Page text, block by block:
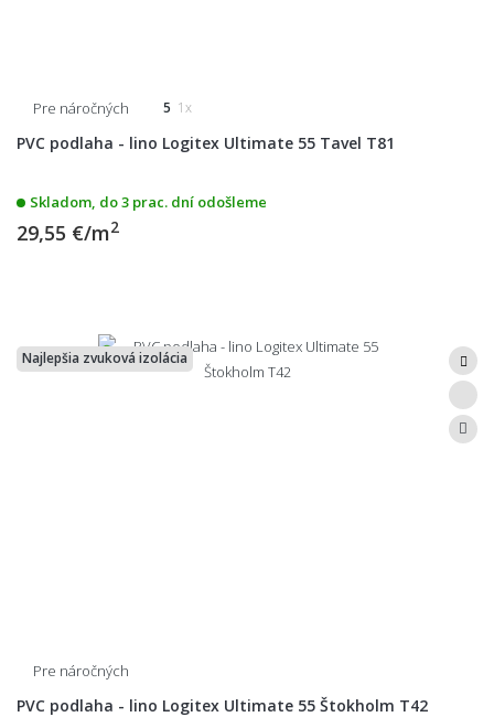
Pre náročných 5 1x
PVC podlaha - lino Logitex Ultimate 55 Tavel T81
Skladom, do 3 prac. dní odošleme
29,55 €/m2
Najlepšia zvuková izolácia
Pre náročných
PVC podlaha - lino Logitex Ultimate 55 Štokholm T42